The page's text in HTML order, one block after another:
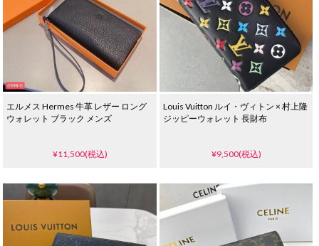
エルメス Hermes 牛革 レザー ロング
ウォレット ブラック メンズ
¥11,500(税込)
Louis Vuitton ルイ・ヴィトン × 村上隆
ジッピーウォレット 長財布
¥9,500(税込)